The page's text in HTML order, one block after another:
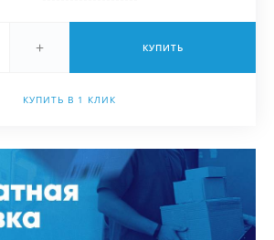
+ КУПИТЬ
КУПИТЬ В 1 КЛИК